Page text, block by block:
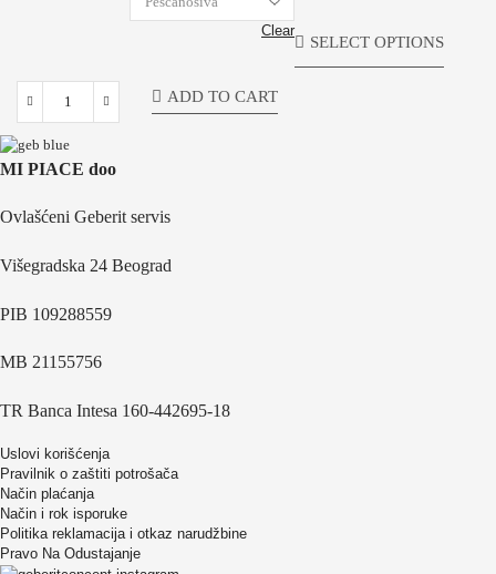
Clear
ADD TO CART
SELECT OPTIONS
MI PIACE doo
Ovlašćeni Geberit servis
Višegradska 24 Beograd
PIB 109288559
MB 21155756
TR Banca Intesa 160-442695-18
Uslovi korišćenja
Pravilnik o zaštiti potrošača
Način plaćanja
Način i rok isporuke
Politika reklamacija i otkaz narudžbine
Pravo Na Odustajanje